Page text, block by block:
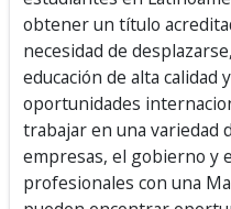
obtener un título
necesidad de
educación de alta calidad
oportunidades
trabajar en una variedad
empresas, el gobierno y
profesionales con una